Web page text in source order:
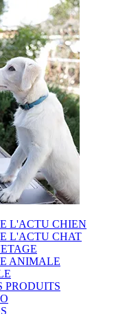
L'ACTU CHIEN
L'ACTU CHAT
ANIMALE
PRODUITS